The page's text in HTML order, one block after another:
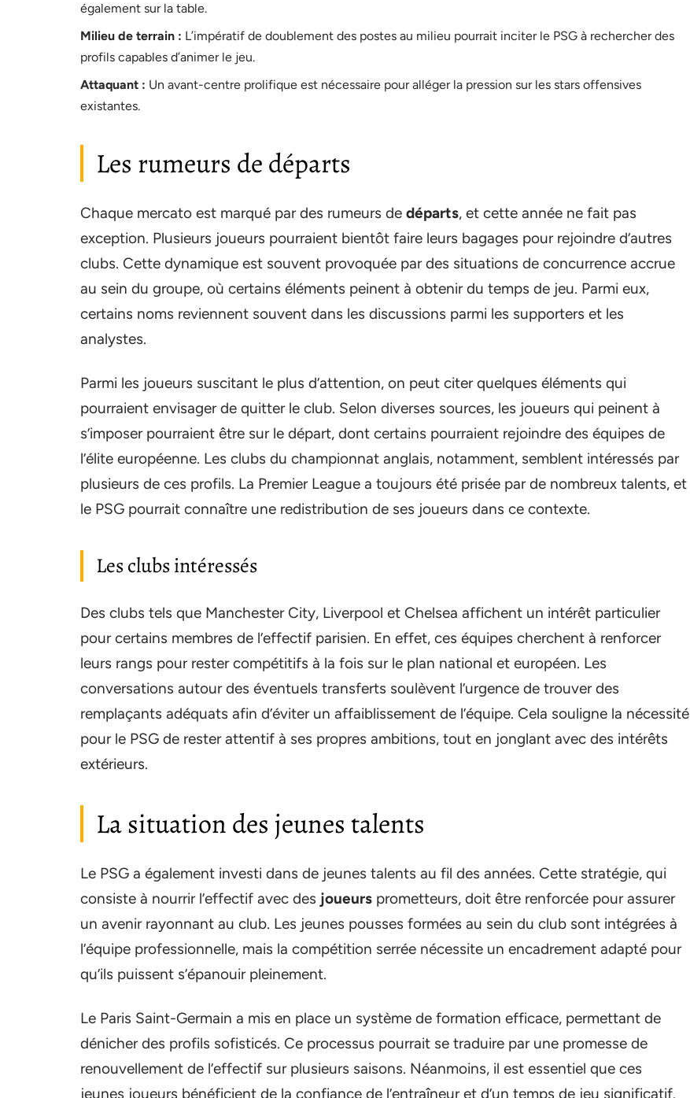
également sur la table.
Milieu de terrain : L’impératif de doublement des postes au milieu pourrait inciter le PSG à rechercher des
profils capables d’animer le jeu.
Attaquant : Un avant-centre prolifique est nécessaire pour alléger la pression sur les stars offensives
existantes.
Les rumeurs de départs
Chaque mercato est marqué par des rumeurs de départs, et cette année ne fait pas
exception. Plusieurs joueurs pourraient bientôt faire leurs bagages pour rejoindre d’autres
clubs. Cette dynamique est souvent provoquée par des situations de concurrence accrue
au sein du groupe, où certains éléments peinent à obtenir du temps de jeu. Parmi eux,
certains noms reviennent souvent dans les discussions parmi les supporters et les
analystes.
Parmi les joueurs suscitant le plus d’attention, on peut citer quelques éléments qui
pourraient envisager de quitter le club. Selon diverses sources, les joueurs qui peinent à
s’imposer pourraient être sur le départ, dont certains pourraient rejoindre des équipes de
l’élite européenne. Les clubs du championnat anglais, notamment, semblent intéressés par
plusieurs de ces profils. La Premier League a toujours été prisée par de nombreux talents, et
le PSG pourrait connaître une redistribution de ses joueurs dans ce contexte.
Les clubs intéressés
Des clubs tels que Manchester City, Liverpool et Chelsea affichent un intérêt particulier
pour certains membres de l’effectif parisien. En effet, ces équipes cherchent à renforcer
leurs rangs pour rester compétitifs à la fois sur le plan national et européen. Les
conversations autour des éventuels transferts soulèvent l’urgence de trouver des
remplaçants adéquats afin d’éviter un affaiblissement de l’équipe. Cela souligne la nécessité
pour le PSG de rester attentif à ses propres ambitions, tout en jonglant avec des intérêts
extérieurs.
La situation des jeunes talents
Le PSG a également investi dans de jeunes talents au fil des années. Cette stratégie, qui
consiste à nourrir l’effectif avec des joueurs prometteurs, doit être renforcée pour assurer
un avenir rayonnant au club. Les jeunes pousses formées au sein du club sont intégrées à
l’équipe professionnelle, mais la compétition serrée nécessite un encadrement adapté pour
qu’ils puissent s’épanouir pleinement.
Le Paris Saint-Germain a mis en place un système de formation efficace, permettant de
dénicher des profils sofisticés. Ce processus pourrait se traduire par une promesse de
renouvellement de l’effectif sur plusieurs saisons. Néanmoins, il est essentiel que ces
jeunes joueurs bénéficient de la confiance de l’entraîneur et d’un temps de jeu significatif.